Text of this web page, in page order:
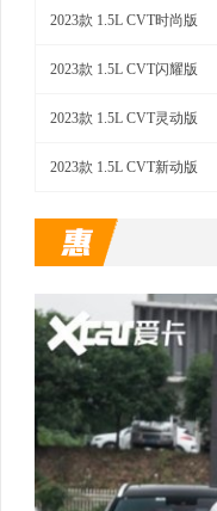
2023款 1.5L CVT时尚版
2023款 1.5L CVT闪耀版
2023款 1.5L CVT灵动版
2023款 1.5L CVT新动版